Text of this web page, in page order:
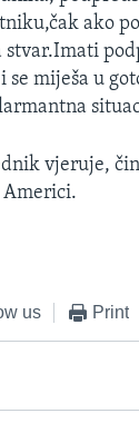
ako
stvar.Imati
miješa u
vjeruje,
Americi.
us Print